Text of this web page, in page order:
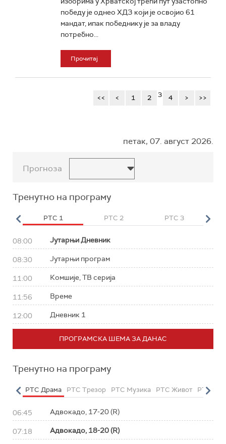
победу је однео ХДЗ који је освојио 61
мандат, ипак победнику је за владу
потребно...
Прочитај
<< < 1 2 3 4 > >>
петак, 07. август 2026.
Прогноза
Тренутно на програму
РТС 1 РТС 2 РТС 3
08:00 Јутарњи Дневник
08:30 Јутарњи програм
11:00 Комшије, ТВ серија
11:56 Време
12:00 Дневник 1
ПРОГРАМСКА ШЕМА ЗА ДАНАС
Тренутно на програму
РТС Драма РТС Трезор РТС Музика РТС Живот РТС
06:45 Адвокадо, 17-20 (R)
07:18 Адвокадо, 18-20 (R)